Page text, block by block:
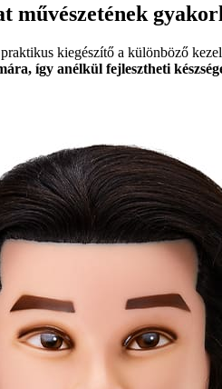
művészetének
praktikus kiegészítő a különböző
így anélkül fejlesztheti